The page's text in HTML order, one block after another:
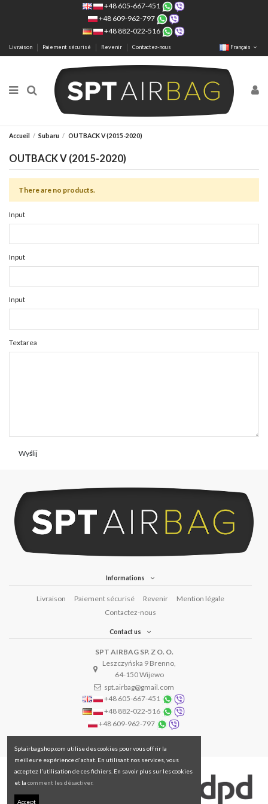
+48 605-667-451
+48 609-962-797
+48 882-022-516
Livraison Paiement sécurisé Revenir Contactez-nous Français
Accueil Subaru OUTBACK V (2015-2020)
OUTBACK V (2015-2020)
There are no products.
Input
Input
Input
Textarea
Wyślij
Informations
Livraison Paiement sécurisé Revenir
Mention légale
Contactez-nous
Contact us
SPT AIRBAG SP. Z O. O.
Leszczyńska 9 Brenno,
64-150 Wijewo
spt.airbag@gmail.com
+48 605-667-451
+48 882-022-516
+48 609-962-797
Sptairbagshop.com utilise des cookies pour vous offrir la
meilleure expérience d'achat. En utilisant nos services, vous
acceptez l'utilisation de ces fichiers. En savoir plus sur les cookies
et la comment les désactiver.
Accept